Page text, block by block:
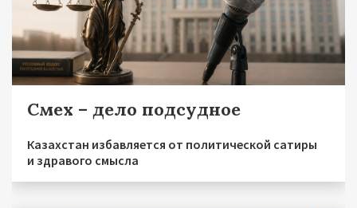
Смех – дело подсудное
Казахстан избавляется от политической сатиры
и здравого смысла